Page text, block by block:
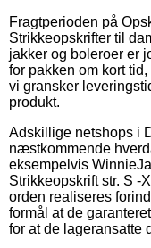
Fragtperioden på
Strikkeopskrifter til
jakker og boleroer er
for pakken om kort
vi gransker
produkt.
Adskillige netshops i
næstkommende
eksempelvis
Strikkeopskrift str. S -
orden realiseres
formål at de
for at de lageransatte